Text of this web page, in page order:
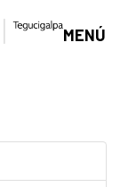
MENÚ